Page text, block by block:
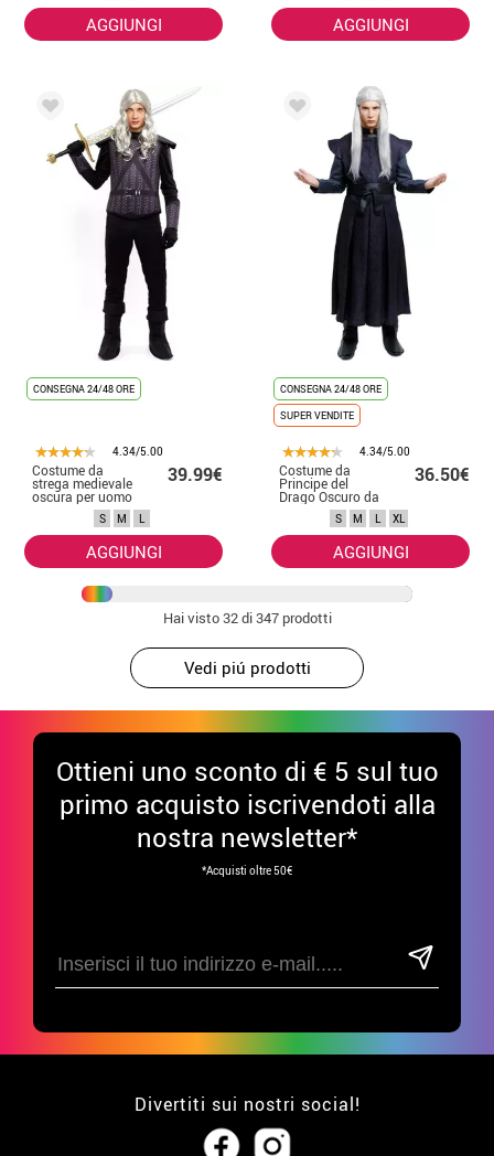
AGGIUNGI AGGIUNGI
CONSEGNA 24/48 ORE
4.34/5.00
Costume da
strega medievale
oscura per uomo
39.99€
S M L
AGGIUNGI
CONSEGNA 24/48 ORE
SUPER VENDITE
4.34/5.00
Costume da
Principe del
Drago Oscuro da
uomo con cintura
36.50€
S M L XL
AGGIUNGI
Hai visto32di 347 prodotti
Vedi piú prodotti
Ottieni uno sconto di € 5 sul tuo
primo acquisto iscrivendoti alla
nostra newsletter*
*Acquisti oltre 50€
Divertiti sui nostri social!